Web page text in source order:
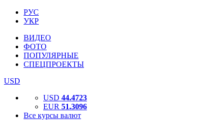
РУС
УКР
ВИДЕО
ФОТО
ПОПУЛЯРНЫЕ
СПЕЦПРОЕКТЫ
USD
USD 44.4723
EUR 51.3096
Все курсы валют